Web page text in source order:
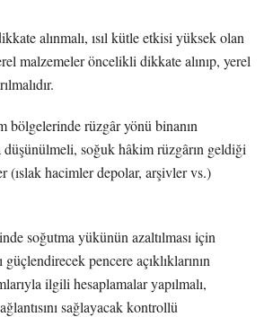
alınmalı, ısıl kütle etkisi yüksek olan
malzemeler öncelikli dikkate alınıp, yerel
rüzgâr yönü binanın
düşünülmeli, soğuk hâkim rüzgârın geldiği
(ıslak hacimler depolar, arşivler vs.)
soğutma yükünün azaltılması için
pencere açıklıklarının
ilgili hesaplamalar yapılmalı,
sağlayacak kontrollü